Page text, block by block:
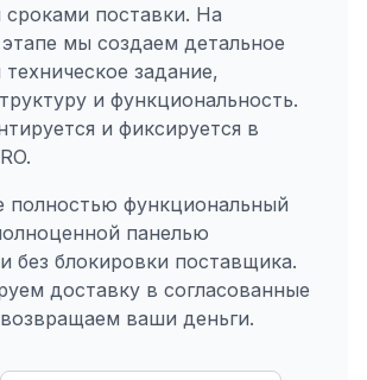
сроками поставки. На
мы создаем детальное
задание,
и функциональность.
и фиксируется в
полностью функциональный
панелью
без блокировки поставщика.
доставку в согласованные
ваши деньги.